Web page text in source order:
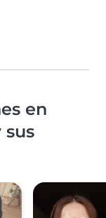
en
sus